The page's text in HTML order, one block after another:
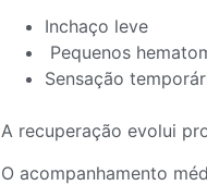
Inchaço leve
Pequenos
Sensação
A recuperação evolui
O acompanhamento